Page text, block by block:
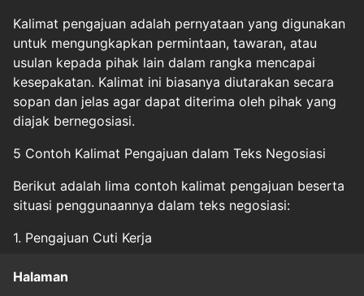
Kalimat pengajuan adalah pernyataan yang digunakan
untuk mengungkapkan permintaan, tawaran, atau
usulan kepada pihak lain dalam rangka mencapai
kesepakatan. Kalimat ini biasanya diutarakan secara
sopan dan jelas agar dapat diterima oleh pihak yang
diajak bernegosiasi.
5 Contoh Kalimat Pengajuan dalam Teks Negosiasi
Berikut adalah lima contoh kalimat pengajuan beserta
situasi penggunaannya dalam teks negosiasi:
1. Pengajuan Cuti Kerja
Halaman